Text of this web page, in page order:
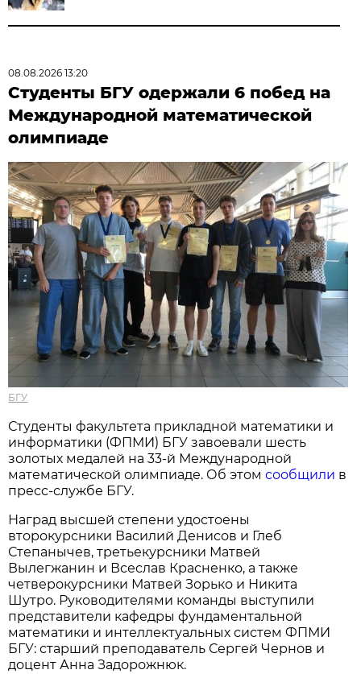
08.08.2026 13:20
Студенты БГУ одержали 6 побед на
Международной математической
олимпиаде
БГУ
Студенты факультета прикладной математики и
информатики (ФПМИ) БГУ завоевали шесть
золотых медалей на 33-й Международной
математической олимпиаде. Об этомсообщили в
пресс-службе БГУ.
Наград высшей степени удостоены
второкурсники Василий Денисов и Глеб
Степанычев, третьекурсники Матвей
Вылегжанин и Всеслав Красненко, а также
четверокурсники Матвей Зорько и Никита
Шутро. Руководителями команды выступили
представители кафедры фундаментальной
математики и интеллектуальных систем ФПМИ
БГУ: старший преподаватель Сергей Чернов и
доцент Анна Задорожнюк.